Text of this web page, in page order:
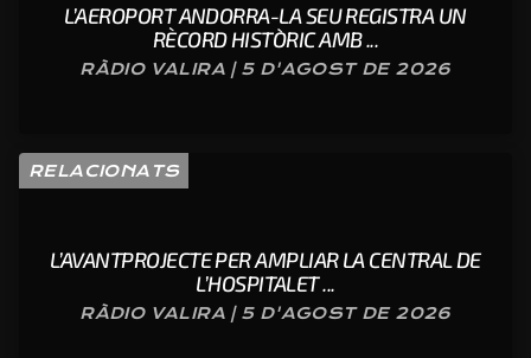
L’AEROPORT ANDORRA-LA SEU REGISTRA UN
RÈCORD HISTÒRIC AMB ...
RÀDIO VALIRA | 5 D'AGOST DE 2026
RELACIONATS
L’AVANTPROJECTE PER AMPLIAR LA CENTRAL DE
L’HOSPITALET ...
RÀDIO VALIRA | 5 D'AGOST DE 2026